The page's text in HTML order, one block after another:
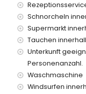
in Jávea, Costa
Jávea), Ruine
(Pueblo Histórico,
von der Unterkunft)
Vila und Dénia)
Schnorcheln
Supermarkt
Tauchen
Unterkunft
Personenanzahl.
Waschmaschine
Windsurfen